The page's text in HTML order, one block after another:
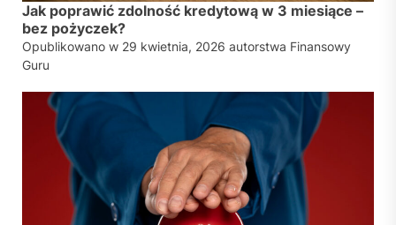
Jak poprawić zdolność kredytową w 3 miesiące –
bez pożyczek?
Opublikowano w 29 kwietnia, 2026 autorstwa Finansowy
Guru